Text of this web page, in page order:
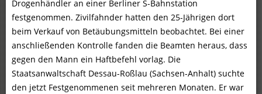
Drogenhändler an einer Berliner S-Bahnstation
festgenommen. Zivilfahnder hatten den 25-Jährigen dort
beim Verkauf von Betäubungsmitteln beobachtet. Bei einer
anschließenden Kontrolle fanden die Beamten heraus, dass
gegen den Mann ein Haftbefehl vorlag. Die
Staatsanwaltschaft Dessau-Roßlau (Sachsen-Anhalt) suchte
den jetzt Festgenommenen seit mehreren Monaten. Er war